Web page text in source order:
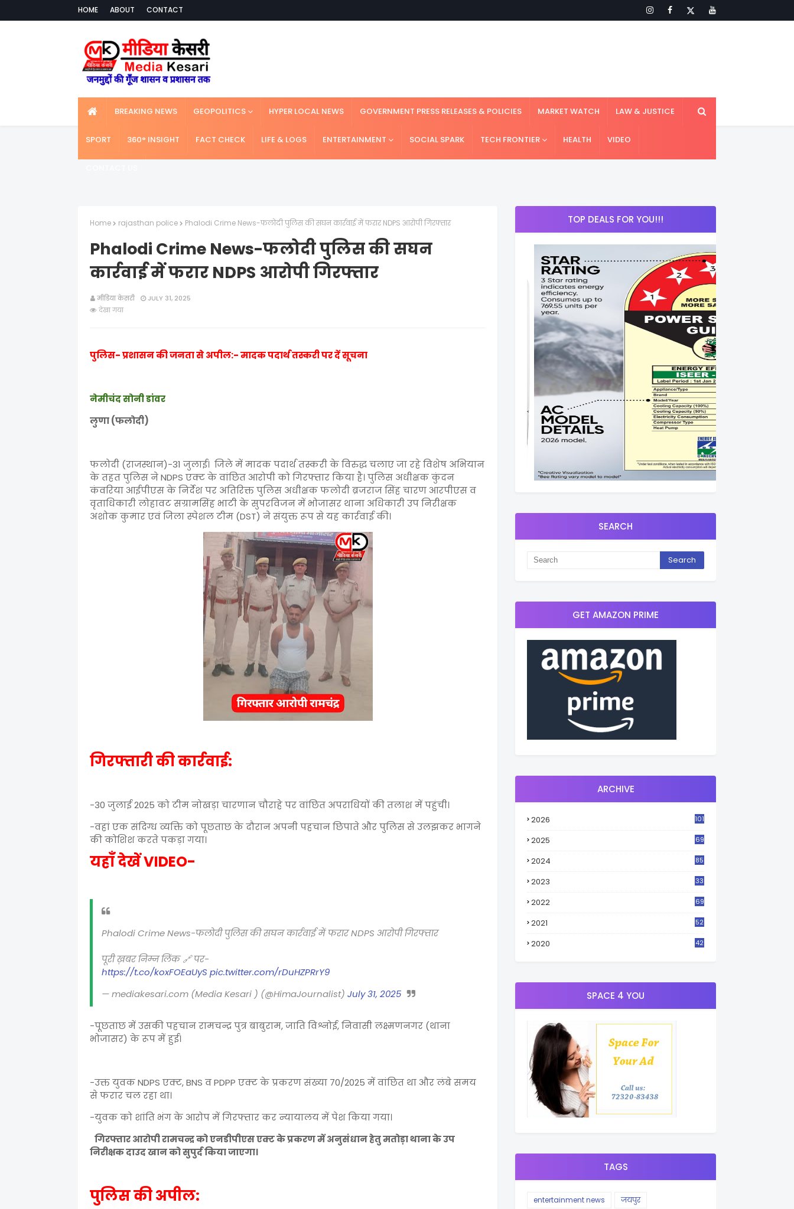
HOME ABOUT CONTACT
BREAKING NEWS GEOPOLITICS HYPER LOCAL NEWS GOVERNMENT PRESS RELEASES & POLICIES MARKET WATCH LAW & JUSTICE
SPORT 360° INSIGHT FACT CHECK LIFE & LOGS ENTERTAINMENT SOCIAL SPARK TECH FRONTIER HEALTH VIDEO
Home rajasthan police Phalodi Crime News-फलोदी पुलिस की सघन कार्रवाई में फरार NDPS आरोपी गिरफ्तार
Phalodi Crime News-फलोदी पुलिस की सघन
कार्रवाई में फरार NDPS आरोपी गिरफ्तार
मीडिया केसरी
JULY 31, 2025
देखा गया
पुलिस- प्रशासन की जनता से अपील:- मादक पदार्थ तस्करी पर दें सूचना
नेमीचंद सोनी डांवर
लुणा (फलोदी)
फलोदी (राजस्थान)-31 जुलाई। जिले में मादक पदार्थ तस्करी के विरुद्ध चलाए जा रहे विशेष अभियान
के तहत पुलिस ने NDPS एक्ट के वांछित आरोपी को गिरफ्तार किया है। पुलिस अधीक्षक कुंदन
कंवरिया आईपीएस के निर्देश पर अतिरिक्त पुलिस अधीक्षक फलोदी ब्रजराज सिंह चारण आरपीएस व
वृताधिकारी लोहावट सग्रामसिंह भाटी के सुपरविजन में भोजासर थाना अधिकारी उप निरीक्षक
अशोक कुमार एवं जिला स्पेशल टीम (DST) ने संयुक्त रूप से यह कार्रवाई की।
गिरफ्तारी की कार्रवाई:
-30 जुलाई 2025 को टीम नोखड़ा चारणान चौराहे पर वांछित अपराधियों की तलाश में पहुंची।
-वहां एक संदिग्ध व्यक्ति को पूछताछ के दौरान अपनी पहचान छिपाते और पुलिस से उलझकर भागने
की कोशिश करते पकड़ा गया।
यहाँ देखें VIDEO-
Phalodi Crime News-फलोदी पुलिस की सघन कार्रवाई में फरार NDPS आरोपी गिरफ्तार
पूरी ख़बर निम्न लिंक 🔗 पर-
https://t.co/koxFOEaUyS pic.twitter.com/rDuHZPRrY9
— mediakesari.com (Media Kesari ) (@HimaJournalist) July 31, 2025
-पूछताछ में उसकी पहचान रामचन्द्र पुत्र बाबुराम, जाति विश्नोई, निवासी लक्ष्मणनगर (थाना
भोजासर) के रूप में हुई।
-उक्त युवक NDPS एक्ट, BNS व PDPP एक्ट के प्रकरण संख्या 70/2025 में वांछित था और लंबे समय
से फरार चल रहा था।
-युवक को शांति भंग के आरोप में गिरफ्तार कर न्यायालय में पेश किया गया।
गिरफ्तार आरोपी रामचन्द्र को एनडीपीएस एक्ट के प्रकरण में अनुसंधान हेतु मतोड़ा थाना के उप
निरीक्षक दाउद खान को सुपुर्द किया जाएगा।
पुलिस की अपील:
TOP DEALS FOR YOU!!!
SEARCH
GET AMAZON PRIME
ARCHIVE
2026 101
2025 69
2024 85
2023
33
2022 69
2021
52
2020
42
SPACE 4 YOU
TAGS
entertainment news
जयपुर